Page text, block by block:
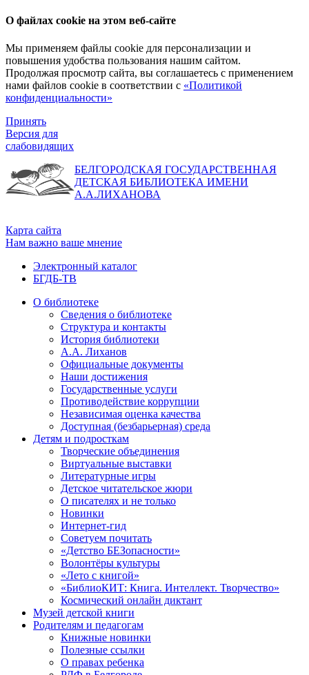
О файлах cookie на этом веб-сайте
Мы применяем файлы cookie для персонализации и
повышения удобства пользования нашим сайтом.
Продолжая просмотр сайта, вы соглашаетесь с применением
нами файлов cookie в соответствии с «Политикой
конфиденциальности»
Принять
Версия для
слабовидящих
БЕЛГОРОДСКАЯ ГОСУДАРСТВЕННАЯ
ДЕТСКАЯ БИБЛИОТЕКА ИМЕНИ
А.А.ЛИХАНОВА
Карта сайта
Нам важно ваше мнение
Электронный каталог
БГДБ-ТВ
О библиотеке
Сведения о библиотеке
Структура и контакты
История библиотеки
А.А. Лиханов
Официальные документы
Наши достижения
Государственные услуги
Противодействие коррупции
Независимая оценка качества
Доступная (безбарьерная) среда
Детям и подросткам
Творческие объединения
Виртуальные выставки
Литературные игры
Детское читательское жюри
О писателях и не только
Новинки
Интернет-гид
Советуем почитать
«Детство БЕЗопасности»
Волонтёры культуры
«Лето с книгой»
«БиблиоКИТ: Книга. Интеллект. Творчество»
Космический онлайн диктант
Музей детской книги
Родителям и педагогам
Книжные новинки
Полезные ссылки
О правах ребенка